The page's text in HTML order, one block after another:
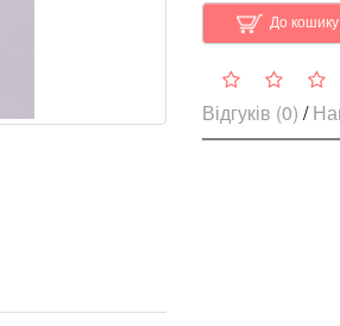
До кошику
Відгуків (0) /